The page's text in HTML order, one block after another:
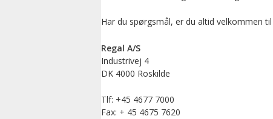
Har du spørgsmål, er du altid velkommen
Regal A/S
Industrivej 4
DK 4000 Roskilde
Tlf: +45 4677 7000
Fax: + 45 4675 7620